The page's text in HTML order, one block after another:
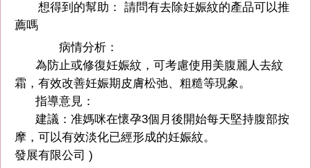
想得到的幫助： 請問有去除妊娠紋的產品可以推
薦嗎
病情分析：
為防止或修復妊娠紋，可考慮使用美腹麗人去紋
霜，有效改善妊娠期皮膚松弛、粗糙等現象。
指導意見：
建議：准媽咪在懷孕3個月後開始每天堅持腹部按
摩，可以有效淡化已經形成的妊娠紋。
發展有限公司 )